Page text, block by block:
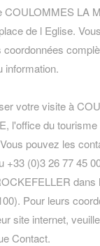
COULOMMES LA
de l Eglise.
information.
votre visite à
l'office du
pouvez les
+33 (0)3 26 77 45
dans
Pour leurs
site internet,
Contact.